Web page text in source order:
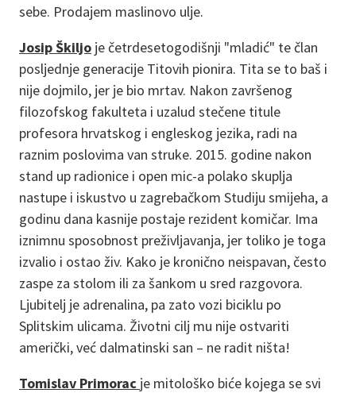
sebe. Prodajem maslinovo ulje.
Josip Škiljo je četrdesetogodišnji "mladić" te član
posljednje generacije Titovih pionira. Tita se to baš i
nije dojmilo, jer je bio mrtav. Nakon završenog
filozofskog fakulteta i uzalud stečene titule
profesora hrvatskog i engleskog jezika, radi na
raznim poslovima van struke. 2015. godine nakon
stand up radionice i open mic-a polako skuplja
nastupe i iskustvo u zagrebačkom Studiju smijeha, a
godinu dana kasnije postaje rezident komičar. Ima
iznimnu sposobnost preživljavanja, jer toliko je toga
izvalio i ostao živ. Kako je kronično neispavan, često
zaspe za stolom ili za šankom u sred razgovora.
Ljubitelj je adrenalina, pa zato vozi biciklu po
Splitskim ulicama. Životni cilj mu nije ostvariti
američki, već dalmatinski san – ne radit ništa!
Tomislav Primorac je mitološko biće kojega se svi